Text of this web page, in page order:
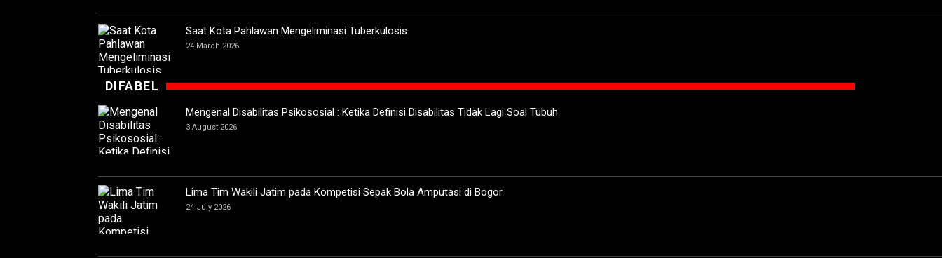
Saat Kota Pahlawan Mengeliminasi Tuberkulosis
24 March 2026
DIFABEL
Mengenal Disabilitas Psikososial : Ketika Definisi Disabilitas Tidak Lagi Soal Tubuh
3 August 2026
Lima Tim Wakili Jatim pada Kompetisi Sepak Bola Amputasi di Bogor
24 July 2026